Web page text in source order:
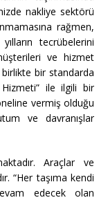
nakliye sektörü
rağmen,
tecrübelerini
ve hizmet
birlikte bir standarda
ile ilgili bir
vermiş olduğu
ve davranışlar
Araçlar ve
“Her taşıma kendi
edecek olan